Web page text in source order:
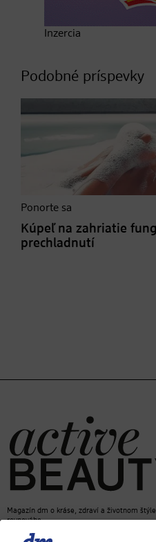
Inzercia
Podobné príspevky
Ponorte sa
Kúpeľ na zahriatie
prechladnutí
Magazín dm o kráse, zdraví a životnom
rovnováhe